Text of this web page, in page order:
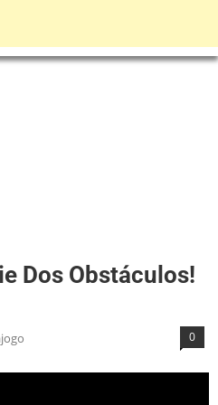
Dos Obstáculos!
0